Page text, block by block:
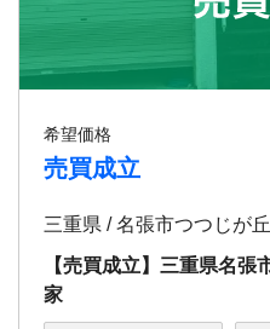
希望価格
売買成立
三重県 / 名張市つつじが
【売買成立】三重県名張
家